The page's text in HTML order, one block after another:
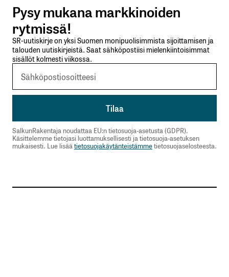
Lähetä kommentti
Pysy mukana markkinoiden
rytmissä!
SR-uutiskirje on yksi Suomen monipuolisimmista sijoittamisen ja
talouden uutiskirjeistä. Saat sähköpostiisi mielenkiintoisimmat
sisällöt kolmesti viikossa.
SalkunRakentaja noudattaa EU:n tietosuoja-asetusta (GDPR).
Käsittelemme tietojasi luottamuksellisesti ja tietosuoja-asetuksen
mukaisesti. Lue lisää tietosuojakäytänteistämmetietosuojaselosteesta.